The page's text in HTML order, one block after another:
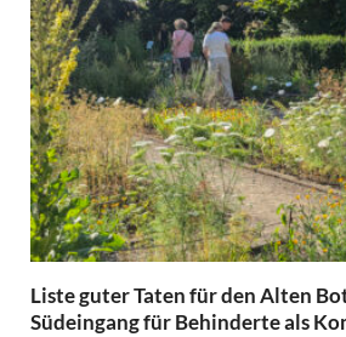
Liste guter Taten für den Alten
Südeingang für Behinderte als